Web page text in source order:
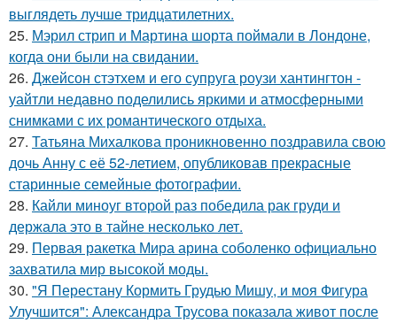
выглядеть лучше тридцатилетних.
25. Мэрил стрип и Мартина шорта поймали в Лондоне,
когда они были на свидании.
26. Джейсон стэтхем и его супруга роузи хантингтон -
уайтли недавно поделились яркими и атмосферными
снимками с их романтического отдыха.
27. Татьяна Михалкова проникновенно поздравила свою
дочь Анну с её 52-летием, опубликовав прекрасные
старинные семейные фотографии.
28. Кайли миноуг второй раз победила рак груди и
держала это в тайне несколько лет.
29. Первая ракетка Мира арина соболенко официально
захватила мир высокой моды.
30. "Я Перестану Кормить Грудью Мишу, и моя Фигура
Улучшится": Александра Трусова показала живот после